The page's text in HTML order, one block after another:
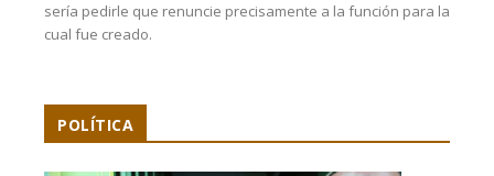
sería pedirle que renuncie precisamente a la función para la
cual fue creado.
POLÍTICA